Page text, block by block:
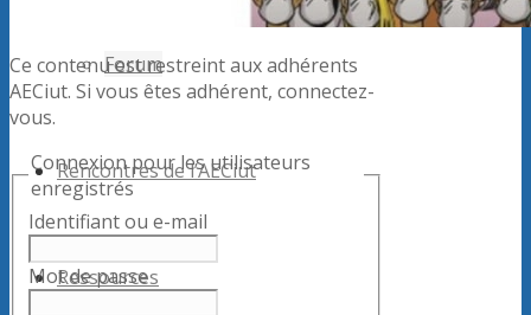
Forum
Rencontres de l’AECiut
Ressources
Ce contenu est restreint aux adhérents
AECiut. Si vous êtes adhérent, connectez-
vous.
Connexion pour les utilisateurs
enregistrés
Identifiant ou e-mail
Mot de passe